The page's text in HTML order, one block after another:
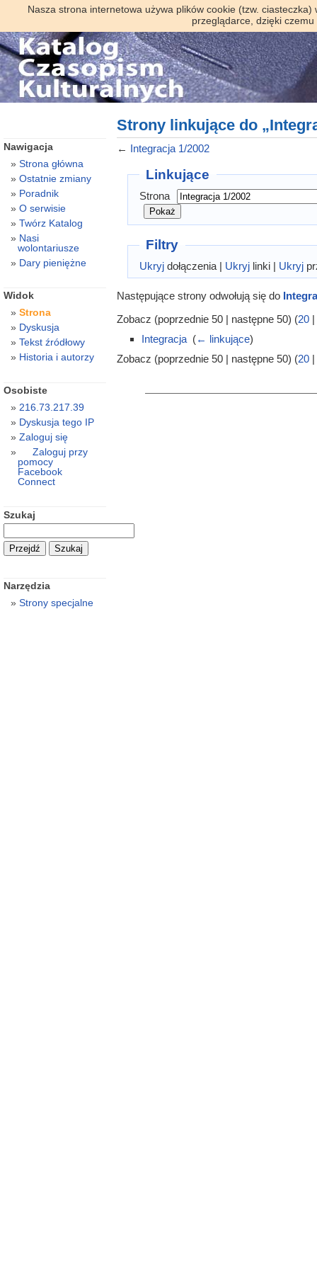
Nasza strona internetowa używa plików cookie (tzw.
przeglądarce, dzięki
Strony linkujące do
← Integracja 1/2002
Linkujące
Strona
Filtry
Ukryjdołączenia | Ukryjlinki | Ukryj
Następujące strony odwołują się do
Zobacz (poprzednie 50 | następne 50) (20|
Integracja‎ (← linkujące)
Zobacz (poprzednie 50 | następne 50) (20|
Nawigacja
Strona główna
Ostatnie zmiany
Poradnik
O serwisie
Twórz Katalog
Nasi
wolontariusze
Dary pieniężne
Widok
Strona
Dyskusja
Tekst źródłowy
Historia i autorzy
Osobiste
216.73.217.39
Dyskusja tego IP
Zaloguj się
Zaloguj przy
pomocy
Facebook
Connect
Szukaj
Narzędzia
Strony specjalne